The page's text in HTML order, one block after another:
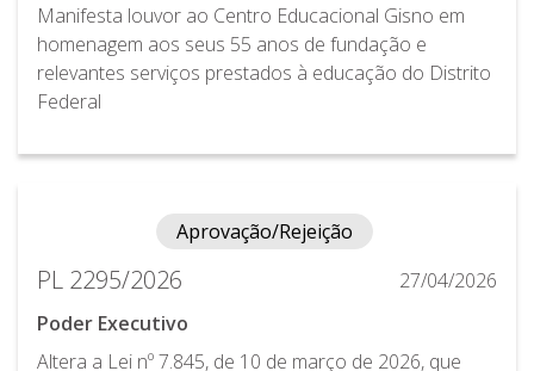
Manifesta louvor ao Centro Educacional Gisno em
homenagem aos seus 55 anos de fundação e
relevantes serviços prestados à educação do Distrito
Federal
Aprovação/Rejeição
PL 2295/2026
27/04/2026
Poder Executivo
Altera a Lei nº 7.845, de 10 de março de 2026, que